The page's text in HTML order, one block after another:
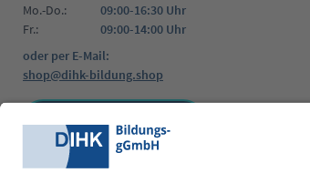
Mo.-Do.:
09:00-16:30 Uhr
Fr.:
09:00-14:00 Uhr
oder per E-Mail:
shop@dihk-bildung.shop